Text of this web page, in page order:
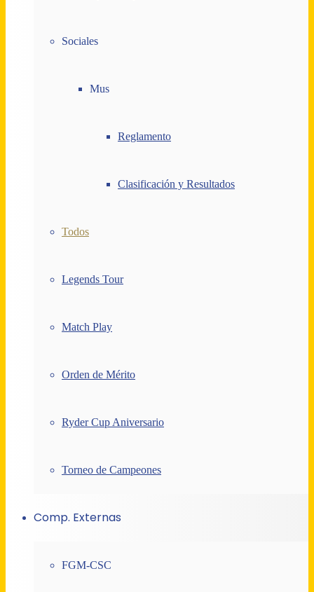
Sociales
Mus
Reglamento
Clasificación y Resultados
Todos
Legends Tour
Match Play
Orden de Mérito
Ryder Cup Aniversario
Torneo de Campeones
Comp. Externas
FGM-CSC